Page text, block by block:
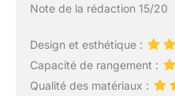
Note de la rédaction 15/20
Design et esthétique :
Capacité de rangement :
Qualité des matériaux :